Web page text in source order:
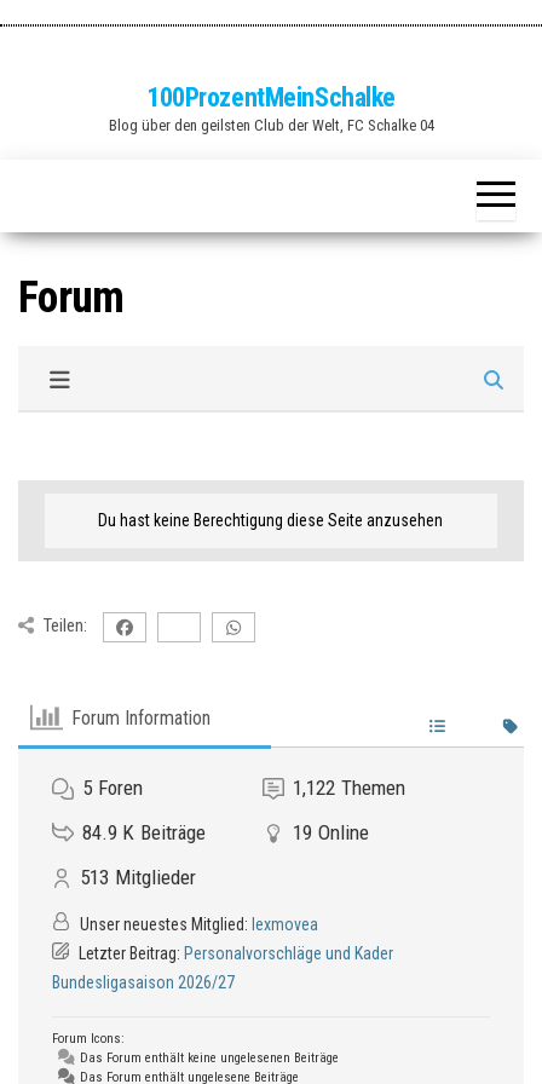
100ProzentMeinSchalke
Blog über den geilsten Club der Welt, FC Schalke 04
Forum
Du hast keine Berechtigung diese Seite anzusehen
Teilen:
Forum Information
5 Foren 1,122 Themen
84.9 K Beiträge 19 Online
513 Mitglieder
Unser neuestes Mitglied: lexmovea
Letzter Beitrag: Personalvorschläge und Kader
Bundesligasaison 2026/27
Forum Icons:
Das Forum enthält keine ungelesenen Beiträge
Das Forum enthält ungelesene Beiträge